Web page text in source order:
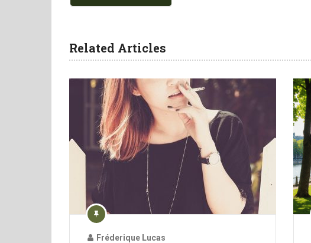
Related Articles
Fréderique Lucas